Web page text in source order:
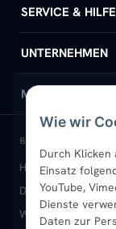
Wie wir
Durch Klicken
Einsatz
YouTube,
Dienste
Daten zur
Badheizkörper
Design-Heizkörper
Paneelheizkörper
Vertikal-
Heizkörper-
SERVICE & HILFE
Hilfe & Kontakt
Versand &
Rückgabe &
Garantie &
Montageservice
UNTERNEHMEN
Wir über uns
Standort &
B2B-Kunden
Karriere
MEIN KONTO
Anmelden / Mein
Merkliste
Newsletter
BELIEBTE
Heizkörper kaufen
Design-Heizkörper
Wandheizkörper